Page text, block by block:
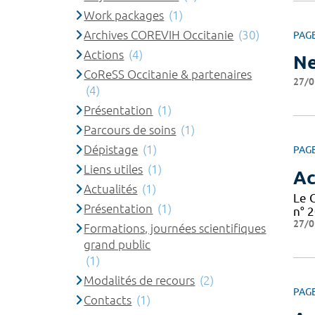
27/
Le
n°
27/
Work packages (1)
Archives COREVIH Occitanie (30)
Actions (4)
CoReSS Occitanie & partenaires
(4)
Présentation (1)
Parcours de soins (1)
Dépistage (1)
Liens utiles (1)
Actualités (1)
Présentation (1)
Formations, journées scientifiques
grand public
(1)
Modalités de recours (2)
Contacts (1)